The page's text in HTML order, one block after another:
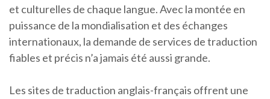
et culturelles de chaque langue. Avec la montée en
puissance de la mondialisation et des échanges
internationaux, la demande de services de traduction
fiables et précis n’a jamais été aussi grande.
Les sites de traduction anglais-français offrent une